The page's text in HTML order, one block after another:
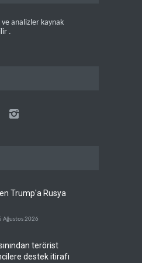
analizler kaynak
.
Trump'a Rusya
Ağustos 2026
terörist
destek itirafı